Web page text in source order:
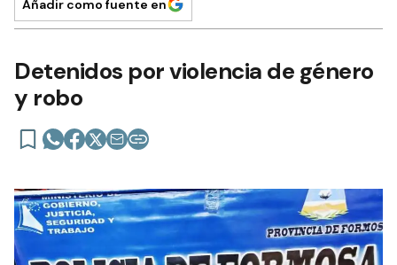
Añadir como fuente en
Detenidos por violencia de género
y robo